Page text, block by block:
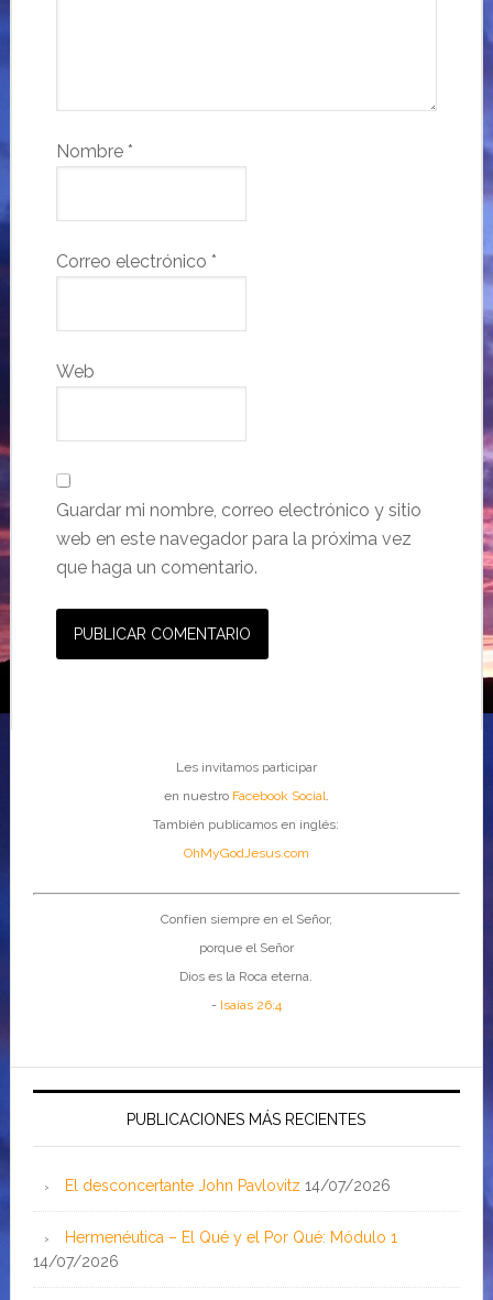
Nombre *
Correo electrónico *
Web
Guardar mi nombre, correo electrónico y sitio
web en este navegador para la próxima vez
que haga un comentario.
Les invitamos participar
en nuestro Facebook Social.
También publicamos en inglés:
OhMyGodJesus.com
Confíen siempre en el Señor,
porque el Señor
Dios es la Roca eterna.
- Isaías 26:4
PUBLICACIONES MÁS RECIENTES
El desconcertante John Pavlovitz 14/07/2026
Hermenéutica – El Qué y el Por Qué: Módulo 1
14/07/2026